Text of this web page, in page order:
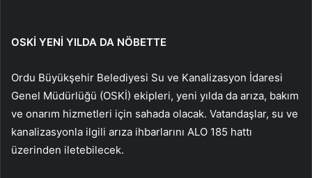
OSKİ YENİ YILDA DA NÖBETTE
Ordu Büyükşehir Belediyesi Su ve Kanalizasyon İdaresi
Genel Müdürlüğü (OSKİ) ekipleri, yeni yılda da arıza, bakım
ve onarım hizmetleri için sahada olacak. Vatandaşlar, su ve
kanalizasyonla ilgili arıza ihbarlarını ALO 185 hattı
üzerinden iletebilecek.